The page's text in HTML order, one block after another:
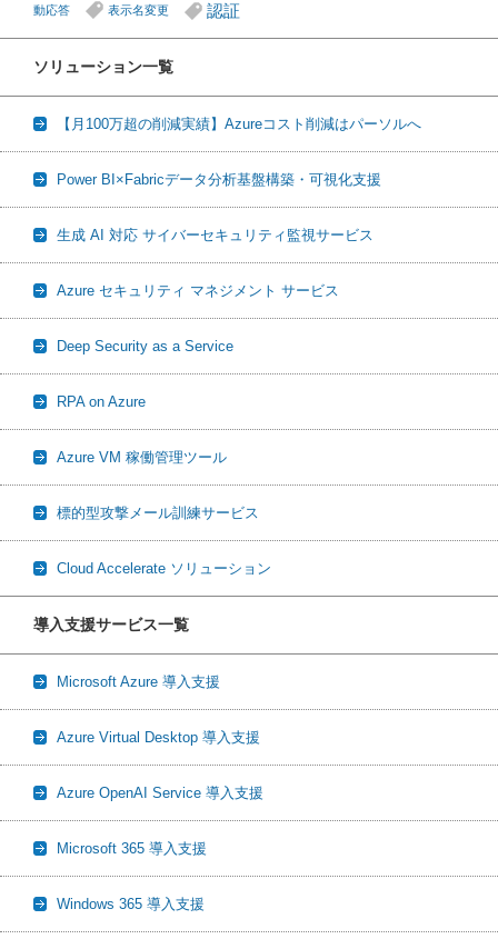
動応答
表示名変更 認証
ソリューション一覧
【月100万超の削減実績】Azureコスト削減はパーソルへ
Power BI×Fabricデータ分析基盤構築・可視化支援
生成 AI 対応 サイバーセキュリティ監視サービス
Azure セキュリティ マネジメント サービス
Deep Security as a Service
RPA on Azure
Azure VM 稼働管理ツール
標的型攻撃メール訓練サービス
Cloud Accelerate ソリューション
導入支援サービス一覧
Microsoft Azure 導入支援
Azure Virtual Desktop 導入支援
Azure OpenAI Service 導入支援
Microsoft 365 導入支援
Windows 365 導入支援